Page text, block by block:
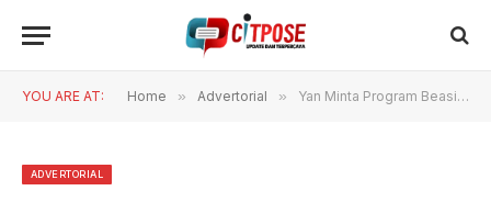
YOU ARE AT: Home » Advertorial » Yan Minta Program Beasiswa di Kutim Jumlah Penerimanya Harus Ditingkatkan
ADVERTORIAL